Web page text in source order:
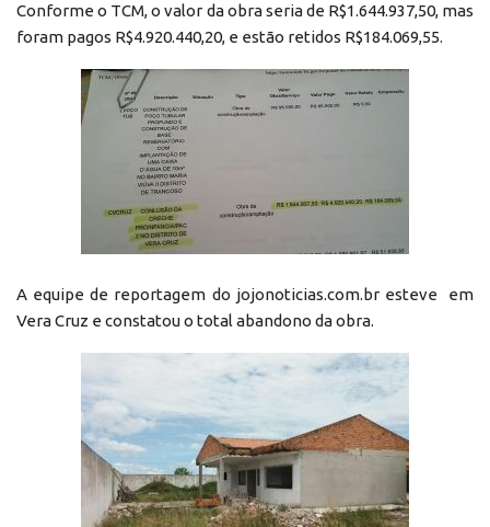
Conforme o TCM, o valor da obra seria de R$1.644.937,50, mas
foram pagos R$4.920.440,20, e estão retidos R$184.069,55.
A equipe de reportagem do jojonoticias.com.br esteve em
Vera Cruz e constatou o total abandono da obra.